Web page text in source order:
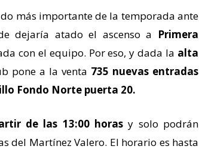
más importante de la temporada ante
dejaría atado el ascenso a Primera
con el equipo. Por eso, y dada la alta
pone a la venta 735 nuevas entradas
Fondo Norte puerta 20.
de las 13:00 horas y solo podrán
del Martínez Valero. El horario es hasta